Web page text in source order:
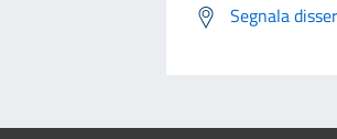
Segnala